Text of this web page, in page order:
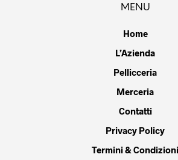
MENU
Home
L’Azienda
Pellicceria
Merceria
Contatti
Privacy Policy
Termini & Condizioni